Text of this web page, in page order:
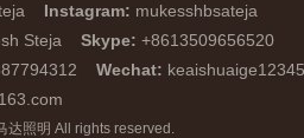
Instagram: mukesshbsateja
Steja Skype: +8613509656520
Wechat: keaishuaige12345
照明 All rights reserved.